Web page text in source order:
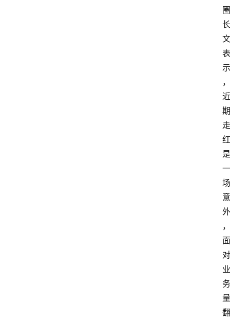
圈
长
文
表
示
，
近
期
走
红
是
一
场
意
外
，
面
对
业
务
量
翻